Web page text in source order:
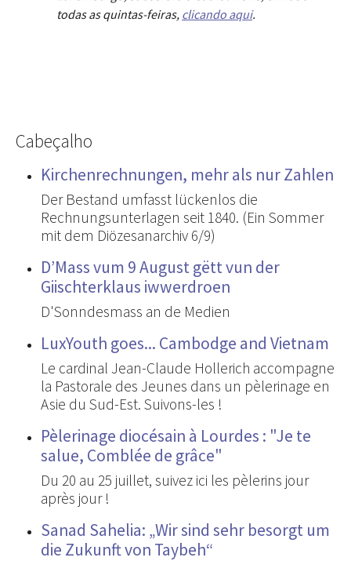
todas as quintas-feiras, clicando aqui.
Cabeçalho
Kirchenrechnungen, mehr als nur Zahlen
Der Bestand umfasst lückenlos die
Rechnungsunterlagen seit 1840. (Ein Sommer
mit dem Diözesanarchiv 6/9)
D’Mass vum 9 August gëtt vun der
Giischterklaus iwwerdroen
D'Sonndesmass an de Medien
LuxYouth goes... Cambodge and Vietnam
Le cardinal Jean-Claude Hollerich accompagne
la Pastorale des Jeunes dans un pèlerinage en
Asie du Sud-Est. Suivons-les !
Pèlerinage diocésain à Lourdes : "Je te
salue, Comblée de grâce"
Du 20 au 25 juillet, suivez ici les pèlerins jour
après jour !
Sanad Sahelia: „Wir sind sehr besorgt um
die Zukunft von Taybeh“